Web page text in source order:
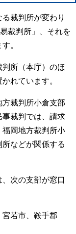
裁判所が変わり
裁判所」、それを
。
所（本庁）のほ
れています。
裁判所小倉支部
裁判では、請求
岡地方裁判所小
などが関係する
次の支部が窓口
若市、鞍手郡